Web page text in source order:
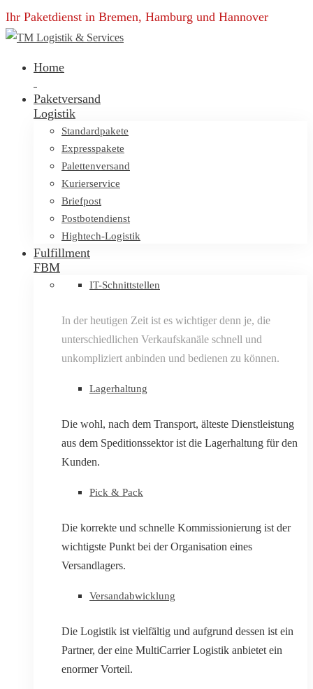
Ihr Paketdienst in Bremen, Hamburg und Hannover
Home
Paketversand
Logistik
Standardpakete
Expresspakete
Palettenversand
Kurierservice
Briefpost
Postbotendienst
Hightech-Logistik
Fulfillment
FBM
IT-Schnittstellen
In der heutigen Zeit ist es wichtiger denn je, die
unterschiedlichen Verkaufskanäle schnell und
unkompliziert anbinden und bedienen zu können.
Lagerhaltung
Die wohl, nach dem Transport, älteste Dienstleistung
aus dem Speditionssektor ist die Lagerhaltung für den
Kunden.
Pick & Pack
Die korrekte und schnelle Kommissionierung ist der
wichtigste Punkt bei der Organisation eines
Versandlagers.
Versandabwicklung
Die Logistik ist vielfältig und aufgrund dessen ist ein
Partner, der eine MultiCarrier Logistik anbietet ein
enormer Vorteil.